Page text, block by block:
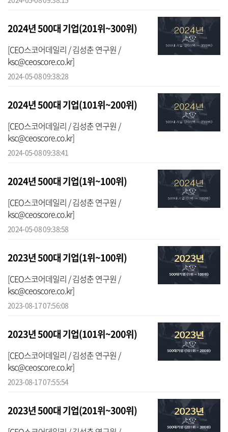
2024년 500대 기업(201위~300위)
[CEO스코어데일리 / 김성춘 연구원 /
ksc@ceoscore.co.kr]
2024-05-08 09:38:28
2024년 500대 기업(101위~200위)
[CEO스코어데일리 / 김성춘 연구원 /
ksc@ceoscore.co.kr]
2024-05-08 09:38:41
2024년 500대 기업(1위~100위)
[CEO스코어데일리 / 김성춘 연구원 /
ksc@ceoscore.co.kr]
2024-05-08 09:38:58
2023년 500대 기업(1위~100위)
[CEO스코어데일리 / 김성춘 연구원 /
ksc@ceoscore.co.kr]
2023-08-17 07:56:08
2023년 500대 기업(101위~200위)
[CEO스코어데일리 / 김성춘 연구원 /
ksc@ceoscore.co.kr]
2023-08-17 07:55:54
2023년 500대 기업(201위~300위)